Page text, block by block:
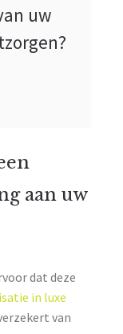
uw
aan uw
dat deze
in luxe
van